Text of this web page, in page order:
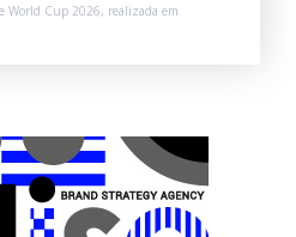
World Cup 2026, realizada em